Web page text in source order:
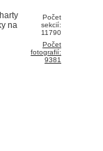
Počet
sekcií:
11790
Počet
fotografií:
9381